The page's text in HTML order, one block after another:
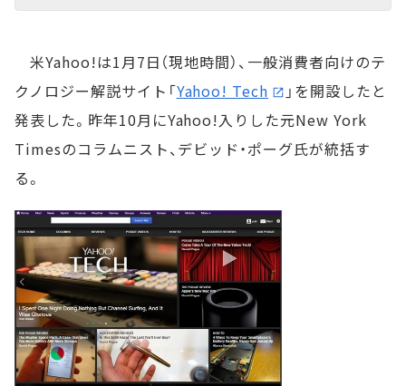
米Yahoo!は1月7日（現地時間）、一般消費者向けのテ
クノロジー解説サイト「Yahoo! Tech
」を開設したと
発表した。昨年10月にYahoo!入りした元New York
Timesのコラムニスト、デビッド・ポーグ氏が統括す
る。